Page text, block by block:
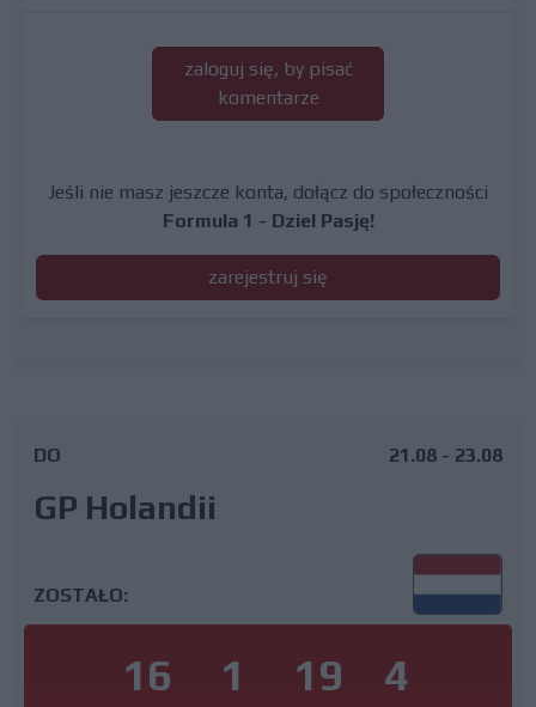
zaloguj się, by pisać
komentarze
Jeśli nie masz jeszcze konta, dołącz do społeczności
Formula 1 - Dziel Pasję!
zarejestruj się
DO
GP Holandii
21.08 - 23.08
ZOSTAŁO:
16 1 19 4